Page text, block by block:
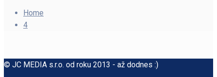
Home
4
© JC MEDIA s.r.o. od roku 2013 - až dodnes :)